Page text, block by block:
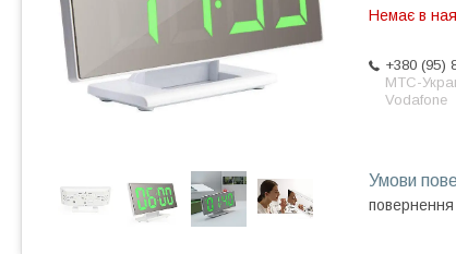
Немає в
+380 (95)
МТС-
Vodafone
повернення